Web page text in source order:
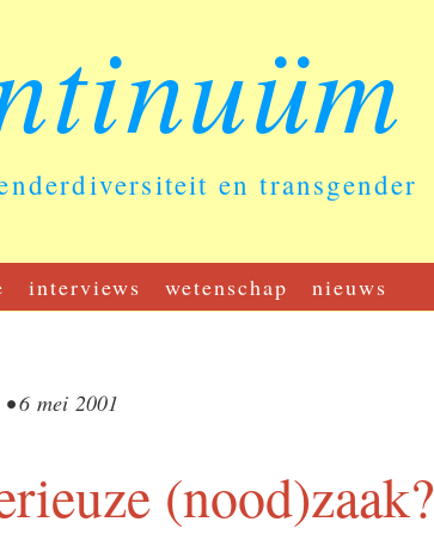
en transgender
interviews wetenschap nieuws
•6 mei 2001
(nood)zaak?